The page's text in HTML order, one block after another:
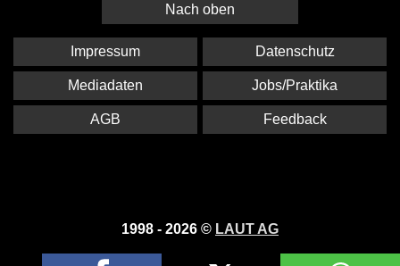
Nach oben
1998 - 2026 © LAUT AG
Impressum Datenschutz
Mediadaten Jobs/Praktika
AGB Feedback